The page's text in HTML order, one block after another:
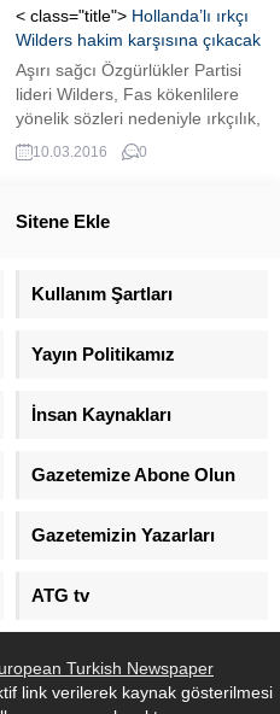
< class="title"> Hollanda’lı ırkçı
Wilders hakim karşısına çıkacak
Aşırı sağcı Özgürlükler Partisi
lideri Wilders, Fas kökenlilere
yönelik sözleri nedeniyle ırkçılık,
ayrımcılık, hakaret ve toplumda
kin ve nefreti körükleme
10.03.2016 0
Sitene Ekle
Kullanım Şartları
Yayın Politikamız
İnsan Kaynakları
Gazetemize Abone Olun
Gazetemizin Yazarları
ATG tv
Turkish Newspaper
link verilerek kaynak gösterilmesi